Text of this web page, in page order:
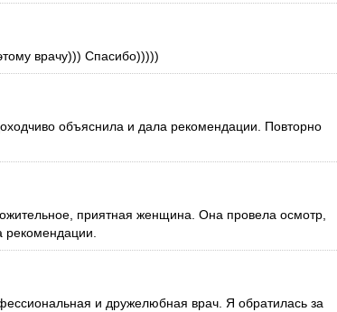
врачу))) Спасибо)))))
объяснила и дала рекомендации. Повторно
приятная женщина. Она провела осмотр,
и дружелюбная врач. Я обратилась за